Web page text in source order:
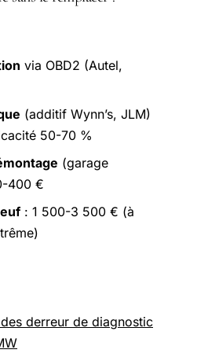
via OBD2 (Autel,
(additif Wynn’s, JLM)
50-70 %
(garage
400 €
: 1 500-3 500 € (à
derreur de diagnostic